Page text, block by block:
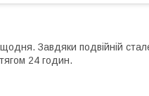
Завдяки подвійній
24 годин.